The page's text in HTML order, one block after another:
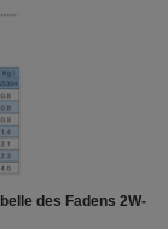
des Fadens 2W-